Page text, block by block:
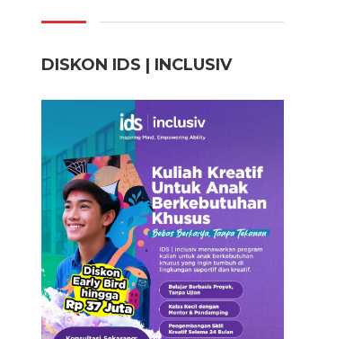
DISKON IDS | INCLUSIV